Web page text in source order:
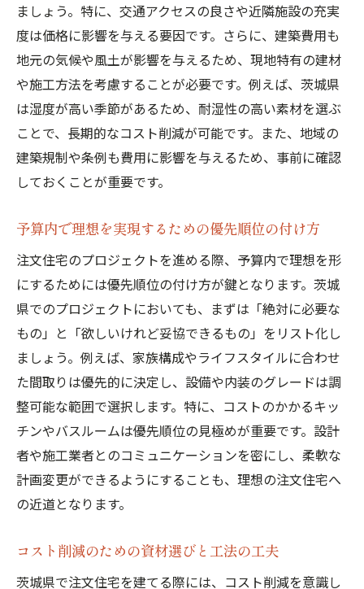
ましょう。特に、交通アクセスの良さや近隣施設の充実
度は価格に影響を与える要因です。さらに、建築費用も
地元の気候や風土が影響を与えるため、現地特有の建材
や施工方法を考慮することが必要です。例えば、茨城県
は湿度が高い季節があるため、耐湿性の高い素材を選ぶ
ことで、長期的なコスト削減が可能です。また、地域の
建築規制や条例も費用に影響を与えるため、事前に確認
しておくことが重要です。
予算内で理想を実現するための優先順位の付け方
注文住宅のプロジェクトを進める際、予算内で理想を形
にするためには優先順位の付け方が鍵となります。茨城
県でのプロジェクトにおいても、まずは「絶対に必要な
もの」と「欲しいけれど妥協できるもの」をリスト化し
ましょう。例えば、家族構成やライフスタイルに合わせ
た間取りは優先的に決定し、設備や内装のグレードは調
整可能な範囲で選択します。特に、コストのかかるキッ
チンやバスルームは優先順位の見極めが重要です。設計
者や施工業者とのコミュニケーションを密にし、柔軟な
計画変更ができるようにすることも、理想の注文住宅へ
の近道となります。
コスト削減のための資材選びと工法の工夫
茨城県で注文住宅を建てる際には、コスト削減を意識し